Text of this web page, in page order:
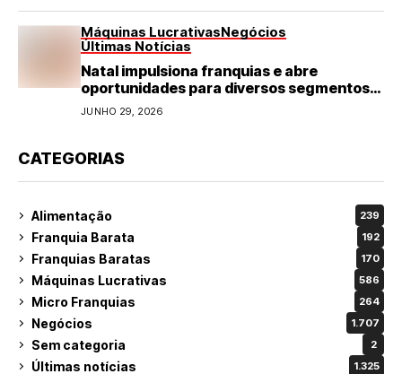
Máquinas LucrativasNegócios
Últimas Notícias
Natal impulsiona franquias e abre
oportunidades para diversos segmentos
do varejo
JUNHO 29, 2026
CATEGORIAS
Alimentação 239
Franquia Barata 192
Franquias Baratas 170
Máquinas Lucrativas 586
Micro Franquias 264
Negócios 1.707
Sem categoria 2
Últimas notícias 1.325